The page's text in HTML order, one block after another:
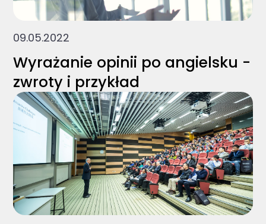
09.05.2022
Wyrażanie opinii po angielsku -
zwroty i przykład